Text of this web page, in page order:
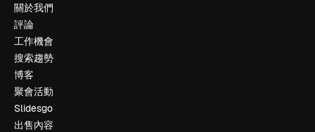
關於我們
評論
工作機會
搜索趨勢
博客
聚會活動
Slidesgo
出售內容